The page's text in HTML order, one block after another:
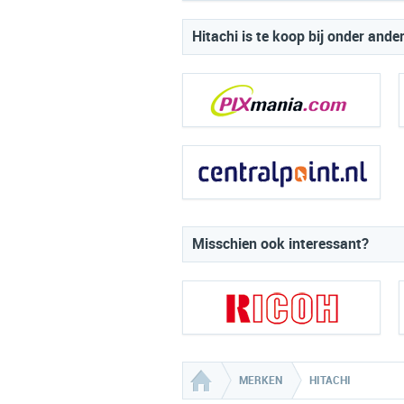
Hitachi is te koop bij onder
Misschien ook interessant?
MERKEN HITACHI